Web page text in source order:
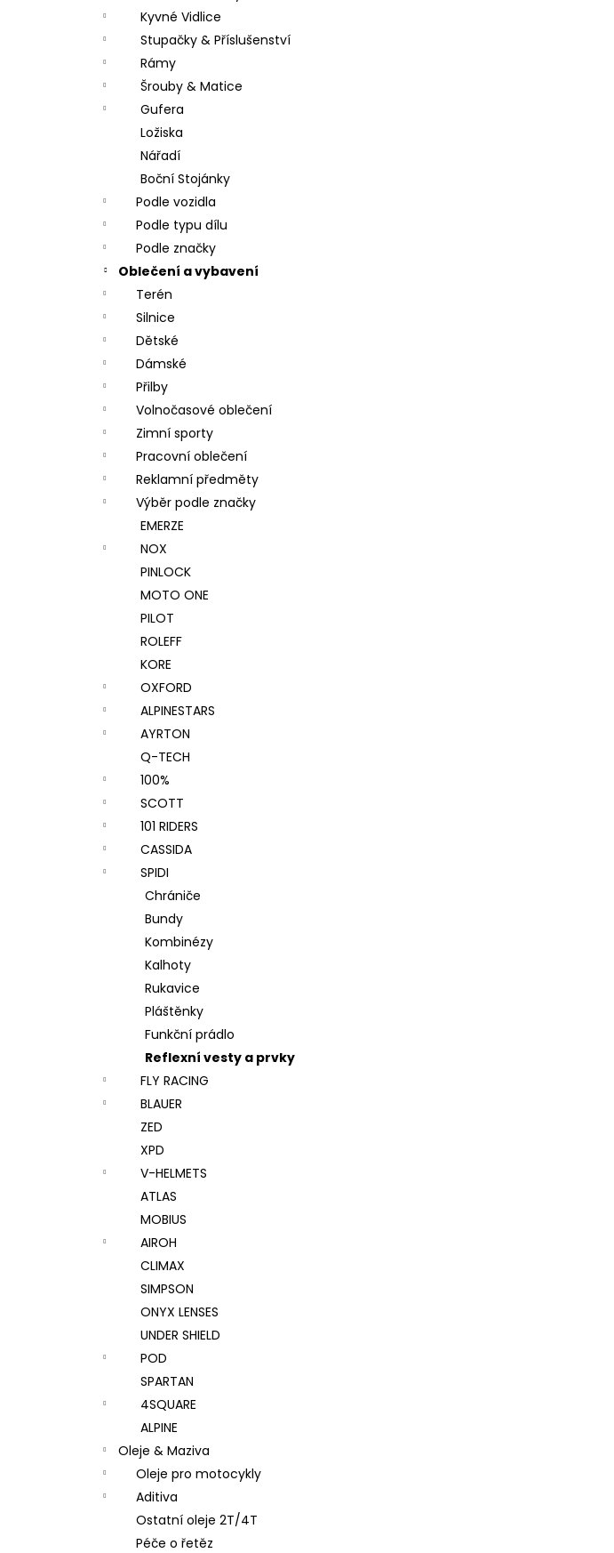
Kyvné Vidlice
Stupačky & Příslušenství
Rámy
Šrouby & Matice
Gufera
Ložiska
Nářadí
Boční Stojánky
Podle vozidla
Podle typu dílu
Podle značky
Oblečení a vybavení
Terén
Silnice
Dětské
Dámské
Přilby
Volnočasové oblečení
Zimní sporty
Pracovní oblečení
Reklamní předměty
Výběr podle značky
EMERZE
NOX
PINLOCK
MOTO ONE
PILOT
ROLEFF
KORE
OXFORD
ALPINESTARS
AYRTON
Q-TECH
100%
SCOTT
101 RIDERS
CASSIDA
SPIDI
Chrániče
Bundy
Kombinézy
Kalhoty
Rukavice
Pláštěnky
Funkční prádlo
Reflexní vesty a prvky
FLY RACING
BLAUER
ZED
XPD
V-HELMETS
ATLAS
MOBIUS
AIROH
CLIMAX
SIMPSON
ONYX LENSES
UNDER SHIELD
POD
SPARTAN
4SQUARE
ALPINE
Oleje & Maziva
Oleje pro motocykly
Aditiva
Ostatní oleje 2T/4T
Péče o řetěz